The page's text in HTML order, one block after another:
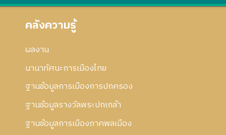
คลังความรู้
ผลงาน
นานาทัศนะการเมืองไทย
ฐานข้อมูลการเมืองการปกครอง
ฐานข้อมูลรางวัลพระปกเกล้า
ฐานข้อมูลการเมืองภาคพลเมือง